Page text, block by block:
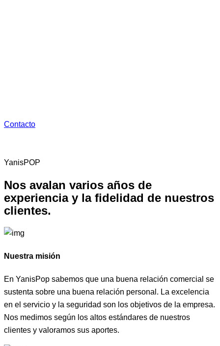
Contacto
YanisPOP
Nos avalan varios años de
experiencia y la fidelidad de nuestros
clientes.
Nuestra misión
En YanisPop sabemos que una buena relación comercial se
sustenta sobre una buena relación personal. La excelencia
en el servicio y la seguridad son los objetivos de la empresa.
Nos medimos según los altos estándares de nuestros
clientes y valoramos sus aportes.